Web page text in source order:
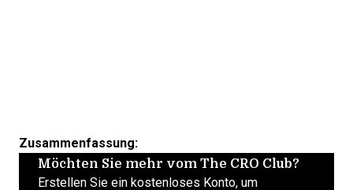
Zusammenfassung:
Möchten Sie mehr vom The CRO Club?
Erstellen Sie ein kostenloses Konto, um